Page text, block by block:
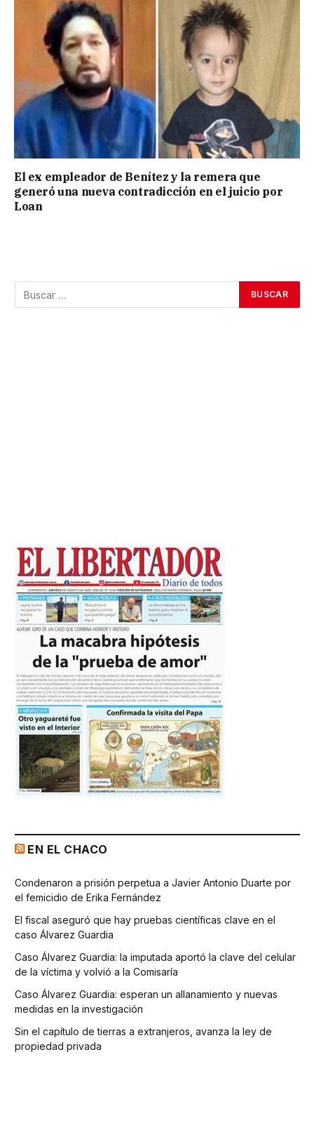
El ex empleador de Benítez y la remera que
generó una nueva contradicción en el juicio por
Loan
EN EL CHACO
Condenaron a prisión perpetua a Javier Antonio Duarte por
el femicidio de Erika Fernández
El fiscal aseguró que hay pruebas científicas clave en el
caso Álvarez Guardia
Caso Álvarez Guardia: la imputada aportó la clave del celular
de la víctima y volvió a la Comisaría
Caso Álvarez Guardia: esperan un allanamiento y nuevas
medidas en la investigación
Sin el capítulo de tierras a extranjeros, avanza la ley de
propiedad privada